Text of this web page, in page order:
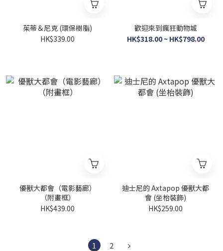
茱蒂＆尼克 (環保樹脂)
HK$339.00
歡迎來到瘋狂動物城
HK$318.00 ~ HK$798.00
優獸大都會（電影藝廊）
（附畫框）
HK$439.00
迪士尼的 Axtapop 優獸大都
會 (坐枱裝飾)
HK$259.00
1 2